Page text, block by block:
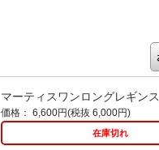
マーティスワンロングレギンス
価格： 6,600円(税抜 6,000円)
在庫切れ